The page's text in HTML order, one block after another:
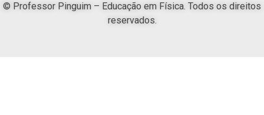
© Professor Pinguim – Educação em Física. Todos os direitos
reservados.